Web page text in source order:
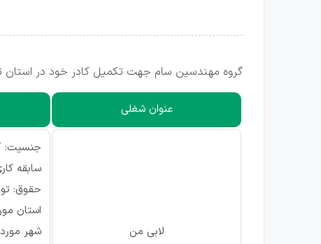
گروه مهندسین سام جهت تکمیل کادر خود در استان
عنوان شغلی
لابی من
جنسیت:
سابقه
حقوق:
استان
شهر مورد